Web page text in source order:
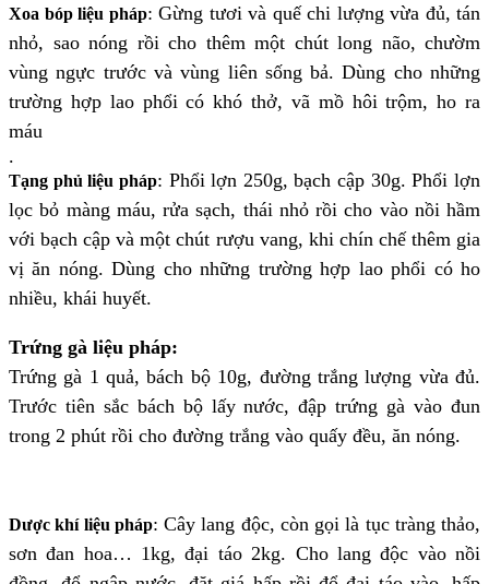
Xoa bóp liệu pháp: Gừng tươi và quế chi lượng vừa đủ, tán
nhỏ, sao nóng rồi cho thêm một chút long não, chườm
vùng ngực trước và vùng liên sống bả. Dùng cho những
trường hợp lao phổi có khó thở, vã mồ hôi trộm, ho ra
máu
.
Tạng phủ liệu pháp: Phổi lợn 250g, bạch cập 30g. Phổi lợn
lọc bỏ màng máu, rửa sạch, thái nhỏ rồi cho vào nồi hầm
với bạch cập và một chút rượu vang, khi chín chế thêm gia
vị ăn nóng. Dùng cho những trường hợp lao phổi có ho
nhiều, khái huyết.
Trứng gà liệu pháp:
Trứng gà 1 quả, bách bộ 10g, đường trắng lượng vừa đủ.
Trước tiên sắc bách bộ lấy nước, đập trứng gà vào đun
trong 2 phút rồi cho đường trắng vào quấy đều, ăn nóng.
Dược khí liệu pháp: Cây lang độc, còn gọi là tục tràng thảo,
sơn đan hoa… 1kg, đại táo 2kg. Cho lang độc vào nồi